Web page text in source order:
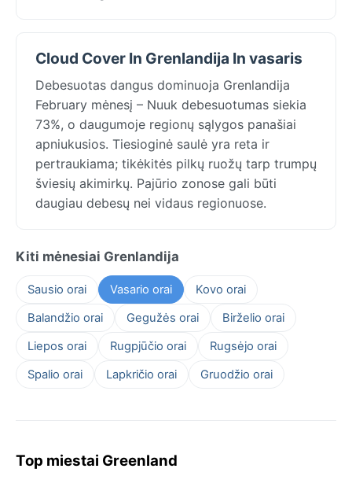
Cloud Cover In Grenlandija In vasaris
Debesuotas dangus dominuoja Grenlandija
February mėnesį – Nuuk debesuotumas siekia
73%, o daugumoje regionų sąlygos panašiai
apniukusios. Tiesioginė saulė yra reta ir
pertraukiama; tikėkitės pilkų ruožų tarp trumpų
šviesių akimirkų. Pajūrio zonose gali būti
daugiau debesų nei vidaus regionuose.
Kiti mėnesiai Grenlandija
Sausio orai Vasario orai
Kovo orai
Balandžio orai
Gegužės orai
Birželio orai
Liepos orai
Rugpjūčio orai
Rugsėjo orai
Spalio orai
Lapkričio orai Gruodžio orai
Top miestai Greenland